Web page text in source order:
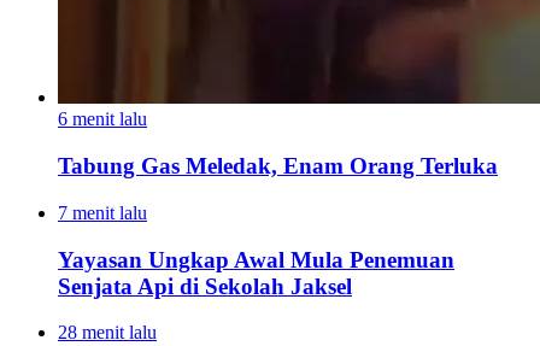
6 menit lalu
Tabung Gas Meledak, Enam Orang Terluka
7 menit lalu
Yayasan Ungkap Awal Mula Penemuan
Senjata Api di Sekolah Jaksel
28 menit lalu